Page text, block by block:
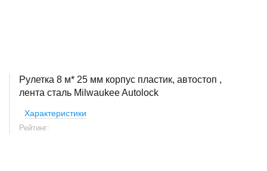
Рулетка 8 м* 25 мм корпус пластик, автостоп ,
лента сталь Milwaukee Autolock
Характеристики
Рейтинг: